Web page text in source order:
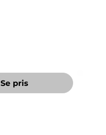
Se pris